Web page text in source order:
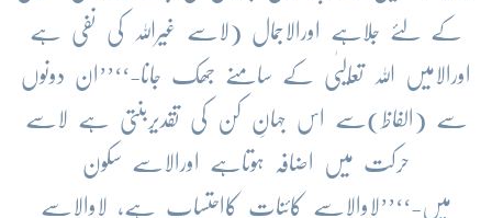
کے لئے جلاہے اورالاجمال (لاسے غیراللہ کی نفی ہے
اورالامیں اللہ تعالیٰی کے سامنے جھک جانا-‘‘’’ان دونوں
سے (الفاظ)سے اس جہانِ کن کی تقدیربنتی ہے لاسے
حرکت میں اضافہ ہوتاہے اورالاسے سکون
میں-‘‘’’لاوالاسے کائنات کااحتساب ہے، لاوالاسے